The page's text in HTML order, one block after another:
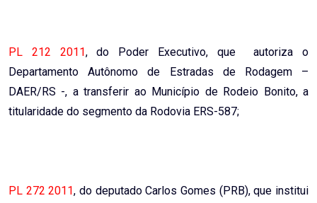
PL 212 2011, do Poder Executivo, que autoriza o
Departamento Autônomo de Estradas de Rodagem –
DAER/RS -, a transferir ao Município de Rodeio Bonito, a
titularidade do segmento da Rodovia ERS-587;
PL 272 2011, do deputado Carlos Gomes (PRB), que institui